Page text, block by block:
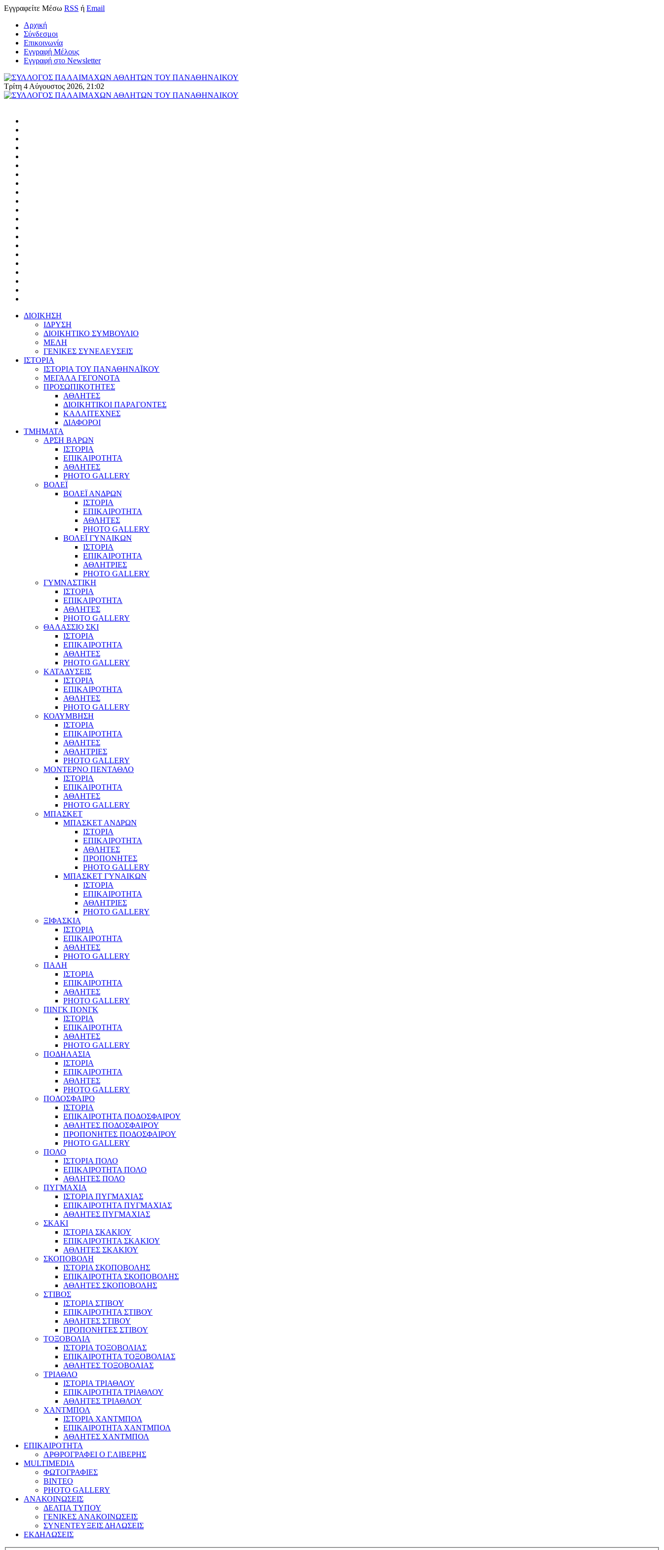
Εγγραφείτε Μέσω RSS ή Email
Αρχική
Σύνδεσμοι
Επικοινωνία
Εγγραφή Μέλους
Εγγραφή στο Newsletter
Τρίτη 4 Αύγουστος 2026, 21:02
ΔΙΟΙΚΗΣΗ
ΙΔΡΥΣΗ
ΔΙΟΙΚΗΤΙΚΟ ΣΥΜΒΟΥΛΙΟ
ΜΕΛΗ
ΓΕΝΙΚΕΣ ΣΥΝΕΛΕΥΣΕΙΣ
ΙΣΤΟΡΙΑ
ΙΣΤΟΡΙΑ ΤΟΥ ΠΑΝΑΘΗΝΑΪΚΟΥ
ΜΕΓΑΛΑ ΓΕΓΟΝΟΤΑ
ΠΡΟΣΩΠΙΚΟΤΗΤΕΣ
ΑΘΛΗΤΕΣ
ΔΙΟΙΚΗΤΙΚΟΙ ΠΑΡΑΓΟΝΤΕΣ
ΚΑΛΛΙΤΕΧΝΕΣ
ΔΙΑΦΟΡΟΙ
ΤΜΗΜΑΤΑ
ΑΡΣΗ ΒΑΡΩΝ
ΙΣΤΟΡΙΑ
ΕΠΙΚΑΙΡΟΤΗΤΑ
ΑΘΛΗΤΕΣ
PHOTO GALLERY
ΒΟΛΕΪ
ΒΟΛΕΪ ΑΝΔΡΩΝ
ΙΣΤΟΡΙΑ
ΕΠΙΚΑΙΡΟΤΗΤΑ
ΑΘΛΗΤΕΣ
PHOTO GALLERY
ΒΟΛΕΪ ΓΥΝΑΙΚΩΝ
ΙΣΤΟΡΙΑ
ΕΠΙΚΑΙΡΟΤΗΤΑ
ΑΘΛΗΤΡΙΕΣ
PHOTO GALLERY
ΓΥΜΝΑΣΤΙΚΗ
ΙΣΤΟΡΙΑ
ΕΠΙΚΑΙΡΟΤΗΤΑ
ΑΘΛΗΤΕΣ
PHOTO GALLERY
ΘΑΛΑΣΣΙΟ ΣΚΙ
ΙΣΤΟΡΙΑ
ΕΠΙΚΑΙΡΟΤΗΤΑ
ΑΘΛΗΤΕΣ
PHOTO GALLERY
ΚΑΤΑΔΥΣΕΙΣ
ΙΣΤΟΡΙΑ
ΕΠΙΚΑΙΡΟΤΗΤΑ
ΑΘΛΗΤΕΣ
PHOTO GALLERY
ΚΟΛΥΜΒΗΣΗ
ΙΣΤΟΡΙΑ
ΕΠΙΚΑΙΡΟΤΗΤΑ
ΑΘΛΗΤΕΣ
ΑΘΛΗΤΡΙΕΣ
PHOTO GALLERY
ΜΟΝΤΕΡΝΟ ΠΕΝΤΑΘΛΟ
ΙΣΤΟΡΙΑ
ΕΠΙΚΑΙΡΟΤΗΤΑ
ΑΘΛΗΤΕΣ
PHOTO GALLERY
ΜΠΑΣΚΕΤ
ΜΠΑΣΚΕΤ ΑΝΔΡΩΝ
ΙΣΤΟΡΙΑ
ΕΠΙΚΑΙΡΟΤΗΤΑ
ΑΘΛΗΤΕΣ
ΠΡΟΠΟΝΗΤΕΣ
PHOTO GALLERY
ΜΠΑΣΚΕΤ ΓΥΝΑΙΚΩΝ
ΙΣΤΟΡΙΑ
ΕΠΙΚΑΙΡΟΤΗΤΑ
ΑΘΛΗΤΡΙΕΣ
PHOTO GALLERY
ΞΙΦΑΣΚΙΑ
ΙΣΤΟΡΙΑ
ΕΠΙΚΑΙΡΟΤΗΤΑ
ΑΘΛΗΤΕΣ
PHOTO GALLERY
ΠΑΛΗ
ΙΣΤΟΡΙΑ
ΕΠΙΚΑΙΡΟΤΗΤΑ
ΑΘΛΗΤΕΣ
PHOTO GALLERY
ΠΙΝΓΚ ΠΟΝΓΚ
ΙΣΤΟΡΙΑ
ΕΠΙΚΑΙΡΟΤΗΤΑ
ΑΘΛΗΤΕΣ
PHOTO GALLERY
ΠΟΔΗΛΑΣΙΑ
ΙΣΤΟΡΙΑ
ΕΠΙΚΑΙΡΟΤΗΤΑ
ΑΘΛΗΤΕΣ
PHOTO GALLERY
ΠΟΔΟΣΦΑΙΡΟ
ΙΣΤΟΡΙΑ
ΕΠΙΚΑΙΡΟΤΗΤΑ ΠΟΔΟΣΦΑΙΡΟΥ
ΑΘΛΗΤΕΣ ΠΟΔΟΣΦΑΙΡΟΥ
ΠΡΟΠΟΝΗΤΕΣ ΠΟΔΟΣΦΑΙΡΟΥ
PHOTO GALLERY
ΠΟΛΟ
ΙΣΤΟΡΙΑ ΠΟΛΟ
ΕΠΙΚΑΙΡΟΤΗΤΑ ΠΟΛΟ
ΑΘΛΗΤΕΣ ΠΟΛΟ
ΠΥΓΜΑΧΙΑ
ΙΣΤΟΡΙΑ ΠΥΓΜΑΧΙΑΣ
ΕΠΙΚΑΙΡΟΤΗΤΑ ΠΥΓΜΑΧΙΑΣ
ΑΘΛΗΤΕΣ ΠΥΓΜΑΧΙΑΣ
ΣΚΑΚΙ
ΙΣΤΟΡΙΑ ΣΚΑΚΙΟΥ
ΕΠΙΚΑΙΡΟΤΗΤΑ ΣΚΑΚΙΟΥ
ΑΘΛΗΤΕΣ ΣΚΑΚΙΟΥ
ΣΚΟΠΟΒΟΛΗ
ΙΣΤΟΡΙΑ ΣΚΟΠΟΒΟΛΗΣ
ΕΠΙΚΑΙΡΟΤΗΤΑ ΣΚΟΠΟΒΟΛΗΣ
ΑΘΛΗΤΕΣ ΣΚΟΠΟΒΟΛΗΣ
ΣΤΙΒΟΣ
ΙΣΤΟΡΙΑ ΣΤΙΒΟΥ
ΕΠΙΚΑΙΡΟΤΗΤΑ ΣΤΙΒΟΥ
ΑΘΛΗΤΕΣ ΣΤΙΒΟΥ
ΠΡΟΠΟΝΗΤΕΣ ΣΤΙΒΟΥ
ΤΟΞΟΒΟΛΙΑ
ΙΣΤΟΡΙΑ ΤΟΞΟΒΟΛΙΑΣ
ΕΠΙΚΑΙΡΟΤΗΤΑ ΤΟΞΟΒΟΛΙΑΣ
ΑΘΛΗΤΕΣ ΤΟΞΟΒΟΛΙΑΣ
ΤΡΙΑΘΛΟ
ΙΣΤΟΡΙΑ ΤΡΙΑΘΛΟΥ
ΕΠΙΚΑΙΡΟΤΗΤΑ ΤΡΙΑΘΛΟΥ
ΑΘΛΗΤΕΣ ΤΡΙΑΘΛΟΥ
ΧΑΝΤΜΠΟΛ
ΙΣΤΟΡΙΑ ΧΑΝΤΜΠΟΛ
ΕΠΙΚΑΙΡΟΤΗΤΑ ΧΑΝΤΜΠΟΛ
ΑΘΛΗΤΕΣ ΧΑΝΤΜΠΟΛ
ΕΠΙΚΑΙΡΟΤΗΤΑ
ΑΡΘΡΟΓΡΑΦΕΙ Ο Γ.ΛΙΒΕΡΗΣ
MULTIMEDIA
ΦΩΤΟΓΡΑΦΙΕΣ
ΒΙΝΤΕΟ
PHOTO GALLERY
ΑΝΑΚΟΙΝΩΣΕΙΣ
ΔΕΛΤΙΑ ΤΥΠΟΥ
ΓΕΝΙΚΕΣ ΑΝΑΚΟΙΝΩΣΕΙΣ
ΣΥΝΕΝΤΕΥΞΕΙΣ ΔΗΛΩΣΕΙΣ
ΕΚΔΗΛΩΣΕΙΣ